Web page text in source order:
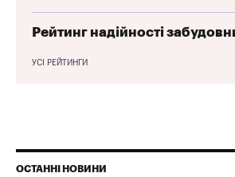
Рейтинг надійності
УСІ РЕЙТИНГИ
ОСТАННІ НОВИНИ